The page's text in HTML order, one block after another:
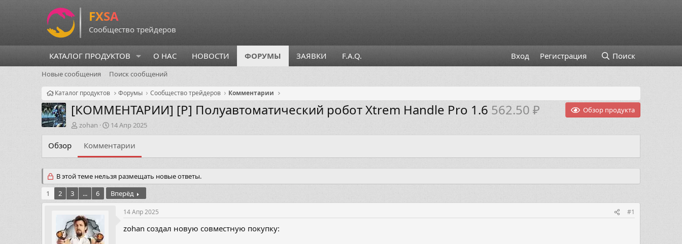
КАТАЛОГ ПРОДУКТОВ О НАС НОВОСТИ ФОРУМЫ ЗАЯВКИ F.A.Q. Вход Регистрация Поиск
Новые сообщения Поиск сообщений
Каталог продуктов Форумы Сообщество трейдеров Комментарии
[КОММЕНТАРИИ] [P] Полуавтоматический робот Xtrem Handle Pro 1.6 562.50 ₽
Обзор продукта
А
е
м
ы
zohan
Д
т
ч
а
л
14 Апр 2025
Обзор Комментарии
В этой теме нельзя размещать новые ответы.
1
2 3 ... 6 Вперёд
14 Апр 2025 #1
zohan создал новую совместную покупку: